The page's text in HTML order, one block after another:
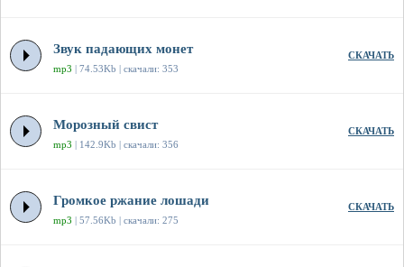
Звук падающих монет
mp3 | 74.53Kb | скачали: 353
СКАЧАТЬ
Морозный свист
mp3 | 142.9Kb | скачали: 356
СКАЧАТЬ
Громкое ржание лошади
mp3 | 57.56Kb | скачали: 275
СКАЧАТЬ